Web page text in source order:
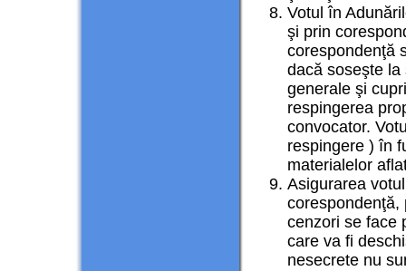
Votul în
şi prin
corespondenţă
dacă soseşte la
generale şi
respingerea
convocator.
respingere ) în
materialelor
Asigurarea
corespondenţă,
cenzori se face
care va fi
nesecrete nu